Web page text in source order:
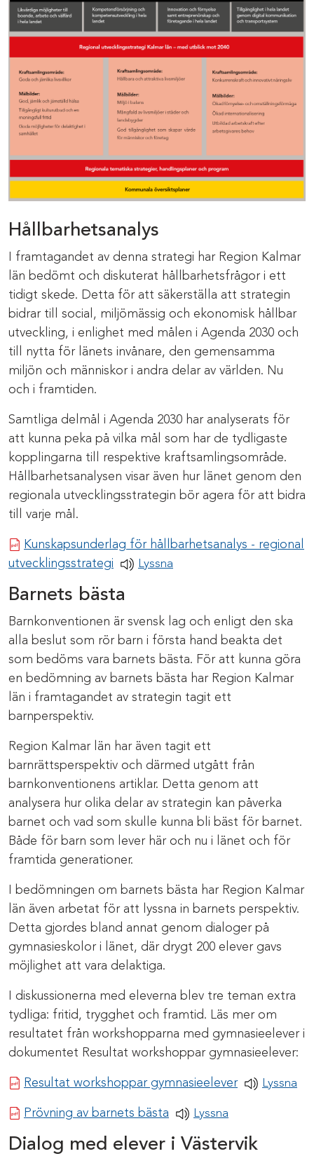
Hållbarhetsanalys
I framtagandet av denna strategi har Region Kalmar
län bedömt och diskuterat hållbarhetsfrågor i ett
tidigt skede. Detta för att säkerställa att strategin
bidrar till social, miljömässig och ekonomisk hållbar
utveckling, i enlighet med målen i Agenda 2030 och
till nytta för länets invånare, den gemensamma
miljön och människor i andra delar av världen. Nu
och i framtiden.
Samtliga delmål i Agenda 2030 har analyserats för
att kunna peka på vilka mål som har de tydligaste
kopplingarna till respektive kraftsamlingsområde.
Hållbarhetsanalysen visar även hur länet genom den
regionala utvecklingsstrategin bör agera för att bidra
till varje mål.
Kunskapsunderlag för hållbarhetsanalys - regional
utvecklingsstrategi Pdf-dokument
Lyssna
Barnets bästa
Barnkonventionen är svensk lag och enligt den ska
alla beslut som rör barn i första hand beakta det
som bedöms vara barnets bästa. För att kunna göra
en bedömning av barnets bästa har Region Kalmar
län i framtagandet av strategin tagit ett
barnperspektiv.
Region Kalmar län har även tagit ett
barnrättsperspektiv och därmed utgått från
barnkonventionens artiklar. Detta genom att
analysera hur olika delar av strategin kan påverka
barnet och vad som skulle kunna bli bäst för barnet.
Både för barn som lever här och nu i länet och för
framtida generationer.
I bedömningen om barnets bästa har Region Kalmar
län även arbetat för att lyssna in barnets perspektiv.
Detta gjordes bland annat genom dialoger på
gymnasieskolor i länet, där drygt 200 elever gavs
möjlighet att vara delaktiga.
I diskussionerna med eleverna blev tre teman extra
tydliga: fritid, trygghet och framtid. Läs mer om
resultatet från workshopparna med gymnasieelever i
dokumentet Resultat workshoppar gymnasieelever:
Resultat workshoppar gymnasieeleverPdf- Lyssna
Prövning av barnets bästa Pdf-dokument
Lyssna
Dialog med elever i Västervik